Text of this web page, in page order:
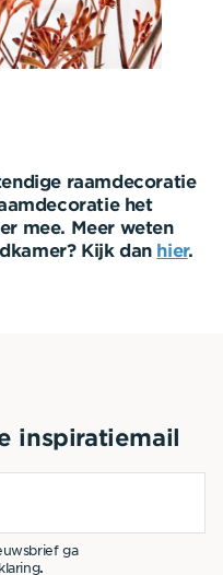
raamdecoratie
het
mee. Meer weten
Kijk dan hier.
inspiratiemail
ga
.